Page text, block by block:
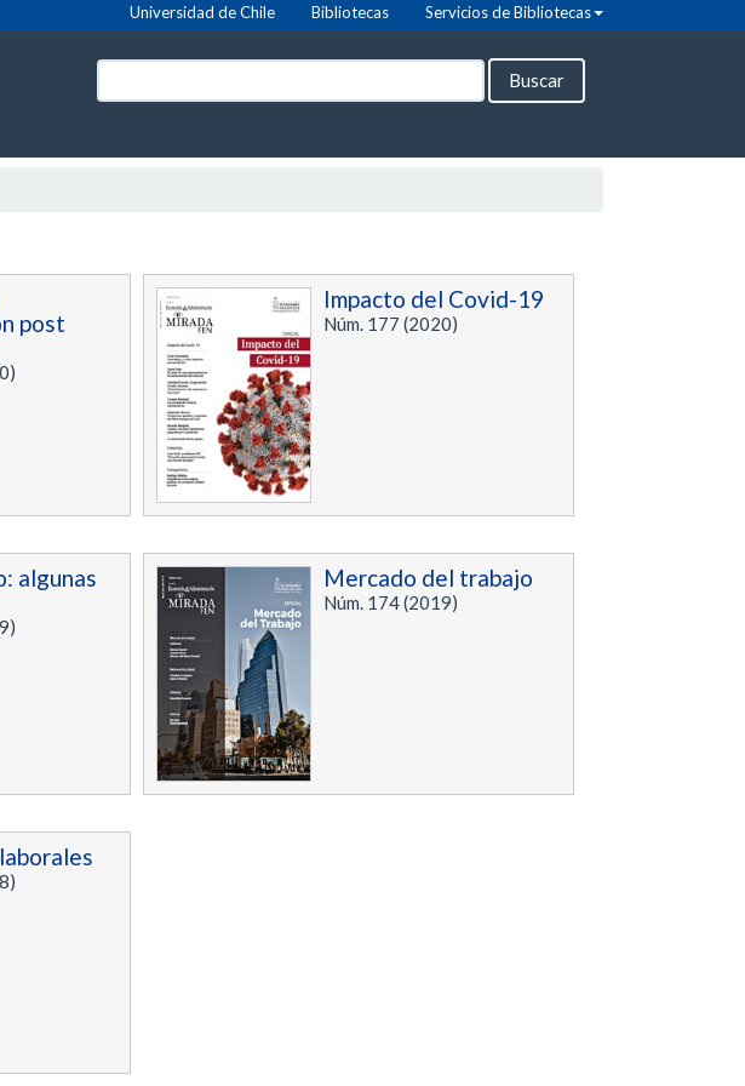
Universidad de Chile Bibliotecas Servicios de Bibliotecas
Buscar
post
Impacto del Covid-19
Núm. 177 (2020)
algunas
Mercado del trabajo
Núm. 174 (2019)